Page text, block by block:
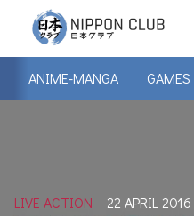
ANIME-MANGA GAMES
LIVE ACTION 22 APRIL 2016